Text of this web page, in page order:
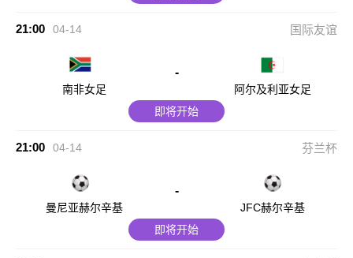
21:00 04-14 国际友谊
南非女足
-
阿尔及利亚女足
即将开始
21:00 04-14 芬兰杯
曼尼亚赫尔辛基
-
JFC赫尔辛基
即将开始